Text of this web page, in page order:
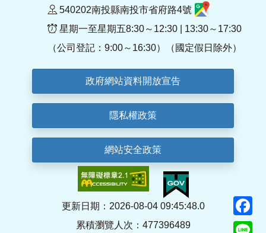
540202南投縣南投市省府路4號
星期一至星期五8:30～12:30 | 13:30～17:30
（公司登記：9:00～16:30）（國定假日除外）
政府網站資料開放宣告
隱私權政策
網站安全政策
更新日期：2026-08-04 09:45:48.0
累積瀏覽人次：477396489